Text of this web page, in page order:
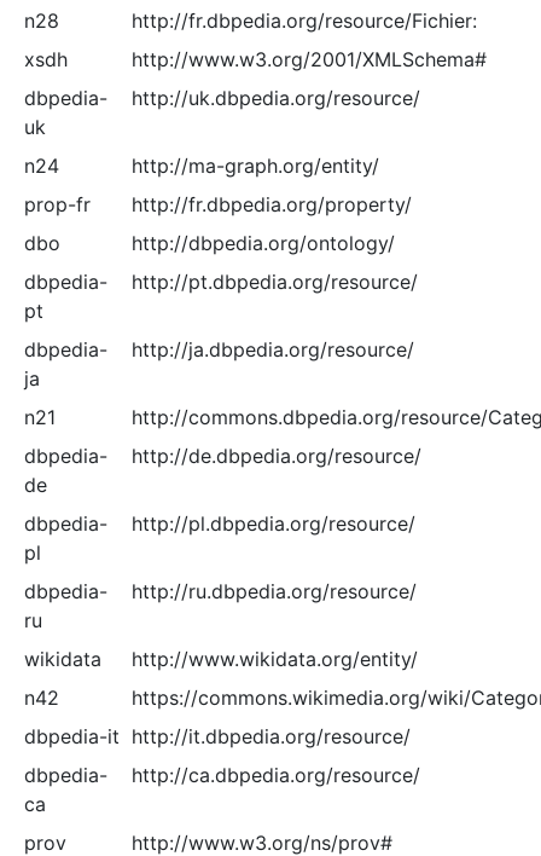
n28
http://fr.dbpedia.org/resource/Fichier:
xsdh
http://www.w3.org/2001/XMLSchema#
dbpedia-
uk
http://uk.dbpedia.org/resource/
n24
http://ma-graph.org/entity/
prop-fr
http://fr.dbpedia.org/property/
dbo
http://dbpedia.org/ontology/
dbpedia-
pt
http://pt.dbpedia.org/resource/
dbpedia-
ja
http://ja.dbpedia.org/resource/
n21
http://commons.dbpedia.org/resource/
dbpedia-
de
http://de.dbpedia.org/resource/
dbpedia-
pl
http://pl.dbpedia.org/resource/
dbpedia-
ru
http://ru.dbpedia.org/resource/
wikidata
http://www.wikidata.org/entity/
n42
https://commons.wikimedia.org/wiki/
dbpedia-it http://it.dbpedia.org/resource/
dbpedia-
ca
http://ca.dbpedia.org/resource/
prov
http://www.w3.org/ns/prov#